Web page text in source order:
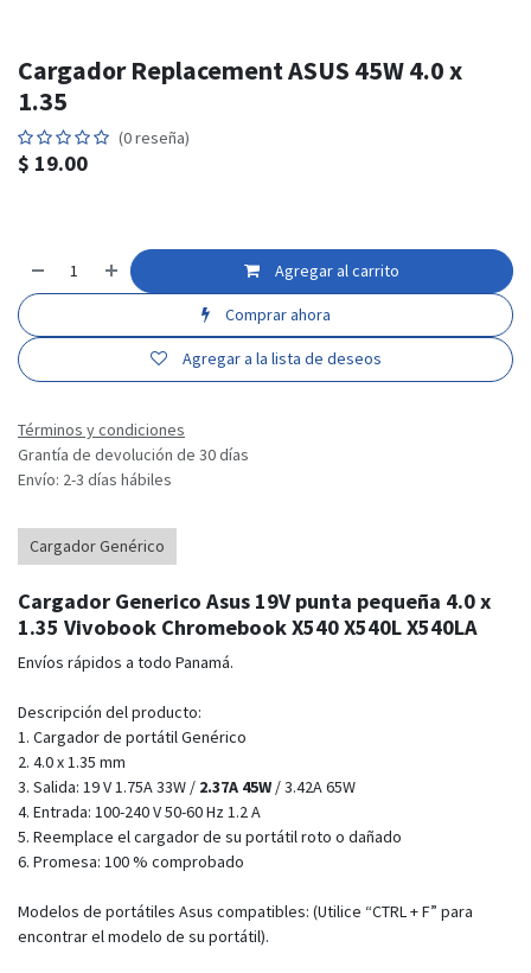
Cargador Replacement ASUS 45W 4.0 x
1.35
(0 reseña)
$ 19.00
Agregar al carrito
Comprar ahora
Agregar a la lista de deseos
Términos y condiciones
Grantía de devolución de 30 días
Envío: 2-3 días hábiles
Cargador Genérico
Cargador Generico Asus 19V punta pequeña 4.0 x
1.35 Vivobook Chromebook X540 X540L X540LA
Envíos rápidos a todo Panamá.
Descripción del producto:
1. Cargador de portátil Genérico
2. 4.0 x 1.35 mm
3. Salida: 19 V 1.75A 33W / 2.37A 45W/ 3.42A 65W
4. Entrada: 100-240 V 50-60 Hz 1.2 A
5. Reemplace el cargador de su portátil roto o dañado
6. Promesa: 100 % comprobado
Modelos de portátiles Asus compatibles: (Utilice “CTRL + F” para
encontrar el modelo de su portátil).